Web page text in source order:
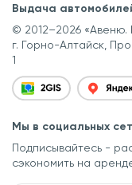
Выдача
© 2012–2026 «Авеню.
г. Горно-Алтайск,
1
Мы в социальных
Подписывайтесь -
сэкономить на